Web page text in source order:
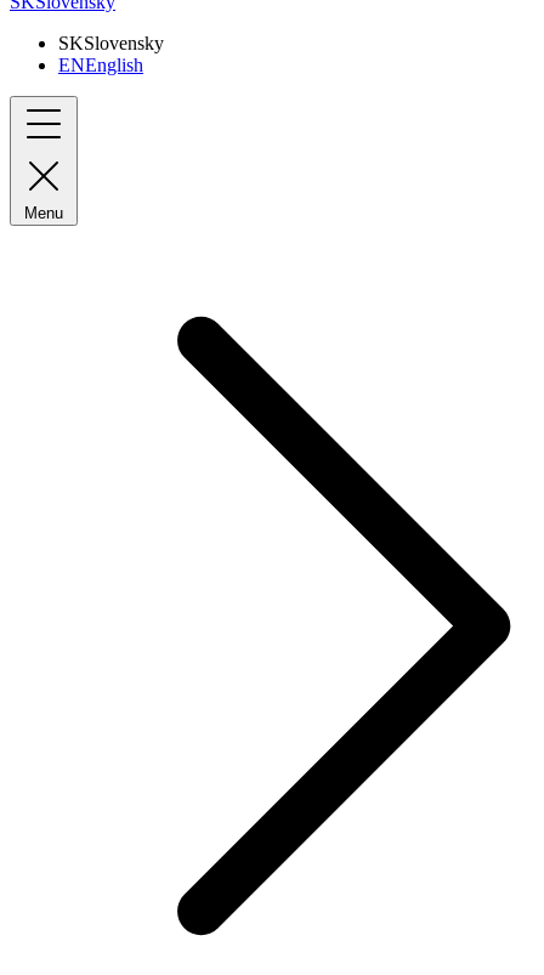
SKSlovensky
ENEnglish
Menu